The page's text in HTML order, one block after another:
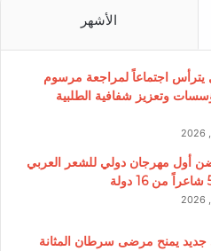
الأشهر
يترأس اجتماعاً لمراجعة مرسوم
وتعزيز شفافية الطلبية
أول مهرجان دولي للشعر العربي
جديد يمنح مرضى سرطان المثانة